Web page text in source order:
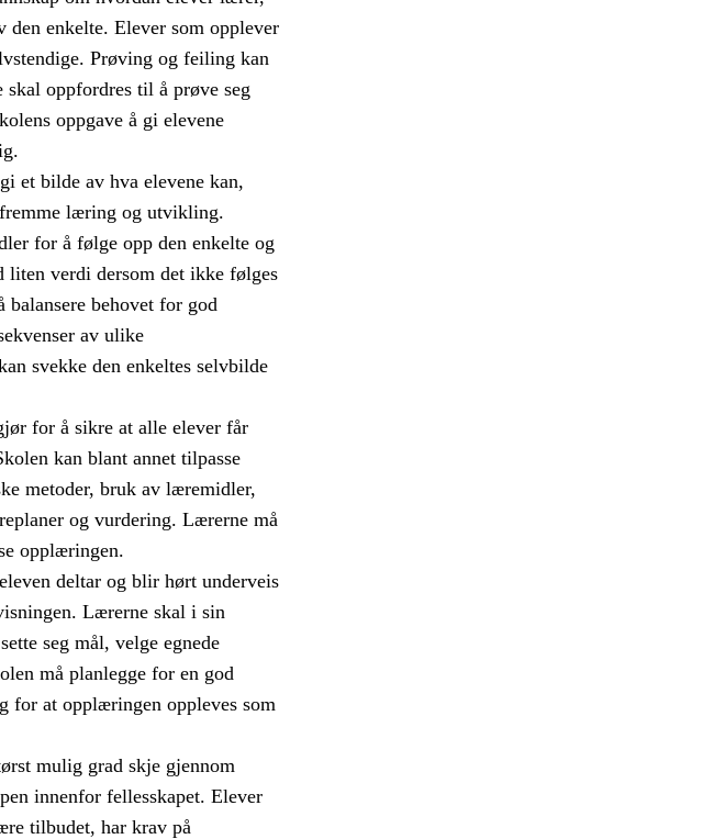
enkelte. Elever som opplever
Prøving og feiling kan
oppfordres til å prøve seg
oppgave å gi elevene
et bilde av hva elevene kan,
læring og utvikling.
for å følge opp den enkelte og
verdi dersom det ikke følges
behovet for god
av ulike
svekke den enkeltes selvbilde
for å sikre at alle elever får
kan blant annet tilpasse
metoder, bruk av læremidler,
og vurdering. Lærerne må
opplæringen.
deltar og blir hørt underveis
Lærerne skal i sin
seg mål, velge egnede
må planlegge for en god
for at opplæringen oppleves som
mulig grad skje gjennom
innenfor fellesskapet. Elever
tilbudet, har krav på